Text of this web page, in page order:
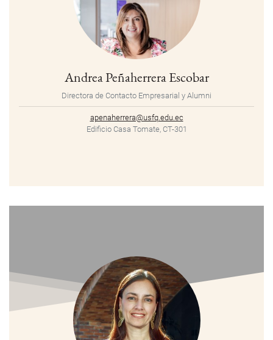
Andrea Peñaherrera Escobar
Directora de Contacto Empresarial y Alumni
apenaherrera@usfq.edu.ec
Edificio Casa Tomate, CT-301